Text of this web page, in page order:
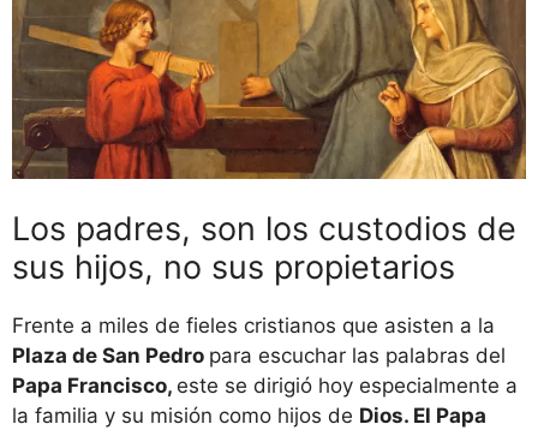
Los padres, son los custodios de
sus hijos, no sus propietarios
Frente a miles de fieles cristianos que asisten a la
Plaza de San Pedro para escuchar las palabras del
Papa Francisco, este se dirigió hoy especialmente a
la familia y su misión como hijos de Dios. El Papa